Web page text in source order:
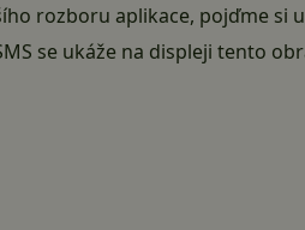
rozboru aplikace, pojďme si
se ukáže na displeji tento